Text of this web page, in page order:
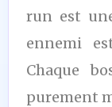
run est
ennemi
Chaque
purement